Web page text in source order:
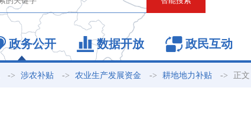
政务公开 数据开放 政民互动
-> 涉农补贴 -> 农业生产发展资金 -> 耕地地力补贴 -> 正文